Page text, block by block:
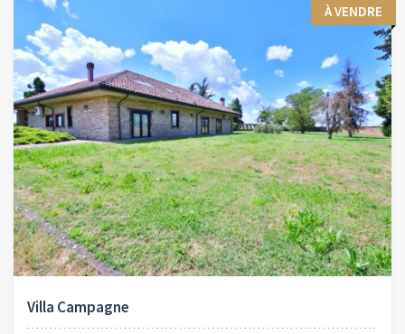
À VENDRE
Villa Campagne